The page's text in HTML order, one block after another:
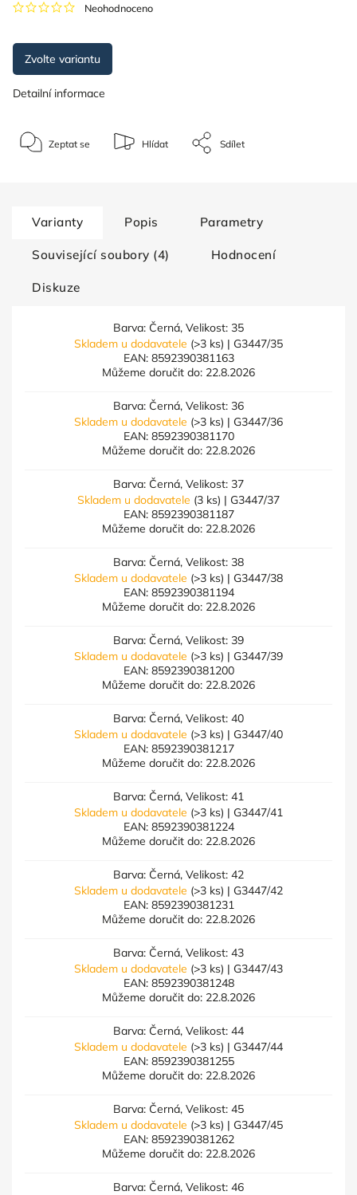
Neohodnoceno
Zvolte variantu
Detailní informace
Zeptat se Hlídat Sdílet
Varianty Popis Parametry
Související soubory (4) Hodnocení
Diskuze
Barva: Černá, Velikost: 35
Skladem u dodavatele (>3 ks) | G3447/35
EAN: 8592390381163
Můžeme doručit do: 22.8.2026
Barva: Černá, Velikost: 36
Skladem u dodavatele (>3 ks) | G3447/36
EAN: 8592390381170
Můžeme doručit do: 22.8.2026
Barva: Černá, Velikost: 37
Skladem u dodavatele (3 ks) | G3447/37
EAN: 8592390381187
Můžeme doručit do: 22.8.2026
Barva: Černá, Velikost: 38
Skladem u dodavatele (>3 ks) | G3447/38
EAN: 8592390381194
Můžeme doručit do: 22.8.2026
Barva: Černá, Velikost: 39
Skladem u dodavatele (>3 ks) | G3447/39
EAN: 8592390381200
Můžeme doručit do: 22.8.2026
Barva: Černá, Velikost: 40
Skladem u dodavatele (>3 ks) | G3447/40
EAN: 8592390381217
Můžeme doručit do: 22.8.2026
Barva: Černá, Velikost: 41
Skladem u dodavatele (>3 ks) | G3447/41
EAN: 8592390381224
Můžeme doručit do: 22.8.2026
Barva: Černá, Velikost: 42
Skladem u dodavatele (>3 ks) | G3447/42
EAN: 8592390381231
Můžeme doručit do: 22.8.2026
Barva: Černá, Velikost: 43
Skladem u dodavatele (>3 ks) | G3447/43
EAN: 8592390381248
Můžeme doručit do: 22.8.2026
Barva: Černá, Velikost: 44
Skladem u dodavatele (>3 ks) | G3447/44
EAN: 8592390381255
Můžeme doručit do: 22.8.2026
Barva: Černá, Velikost: 45
Skladem u dodavatele (>3 ks) | G3447/45
EAN: 8592390381262
Můžeme doručit do: 22.8.2026
Barva: Černá, Velikost: 46